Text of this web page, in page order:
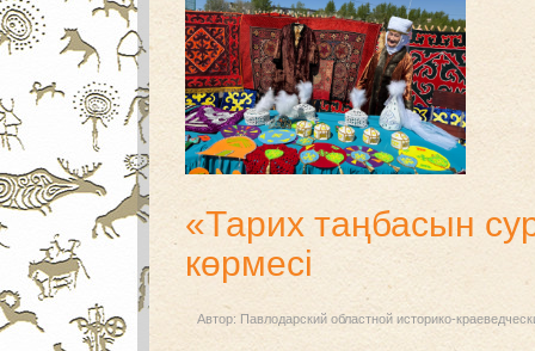
«Тарих таңбасын
көрмесі
Автор: Павлодарский областной историко-